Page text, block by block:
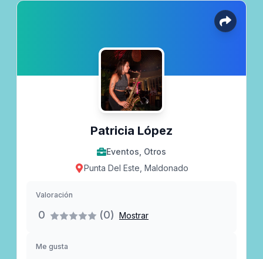
Patricia López
Eventos, Otros
Punta Del Este, Maldonado
Valoración
0 (0) Mostrar
Me gusta